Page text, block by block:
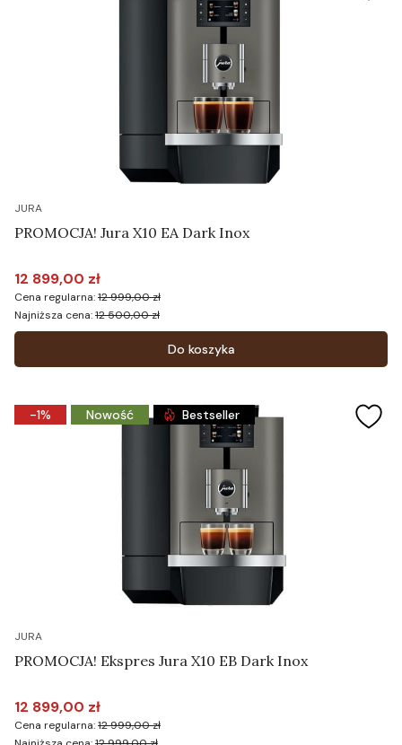
JURA
PROMOCJA! Jura X10 EA Dark Inox
Cena promocyjna
12 899,00 zł
Cena regularna:12 999,00 zł
Najniższa cena:12 500,00 zł
Do koszyka
-1% Nowość Bestseller
JURA
PROMOCJA! Ekspres Jura X10 EB Dark Inox
Cena promocyjna
12 899,00 zł
Cena regularna:12 999,00 zł